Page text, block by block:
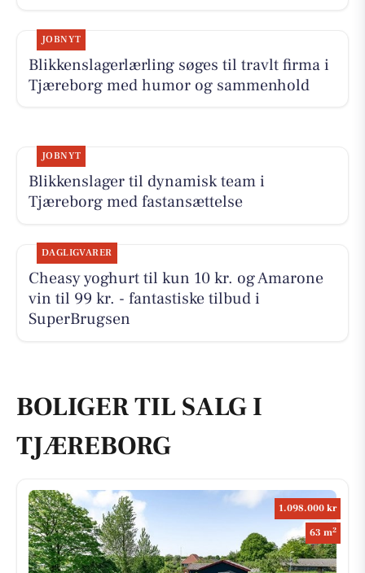
JOBNYT
Blikkenslagerlærling søges til travlt firma i
Tjæreborg med humor og sammenhold
JOBNYT
Blikkenslager til dynamisk team i
Tjæreborg med fastansættelse
DAGLIGVARER
Cheasy yoghurt til kun 10 kr. og Amarone
vin til 99 kr. - fantastiske tilbud i
SuperBrugsen
BOLIGER TIL SALG I
TJÆREBORG
1.098.000 kr
63 m2